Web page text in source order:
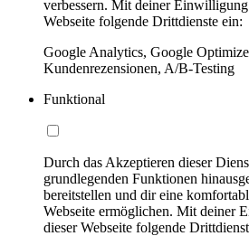
verbessern. Mit deiner
Webseite folgende Drittdienste ein:
Google Analytics, Google
Kundenrezensionen, A/B-Testing
Funktional
Durch das Akzeptieren dieser
grundlegenden Funktionen
bereitstellen und dir eine
Webseite ermöglichen. Mit deiner
dieser Webseite folgende